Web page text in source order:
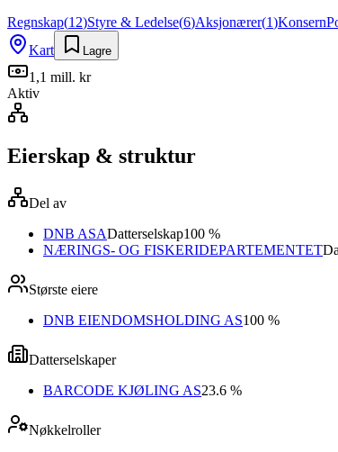
Regnskap(12)Styre & Ledelse(6)Aksjonærer(1)Konsern
Kart
Lagre
1,1 mill. kr
Aktiv
Eierskap & struktur
Del av
DNB ASADatterselskap100 %
NÆRINGS- OG FISKERIDEPARTEMENTET
Største eiere
DNB EIENDOMSHOLDING AS100 %
Datterselskaper
BARCODE KJØLING AS23.6 %
Nøkkelroller